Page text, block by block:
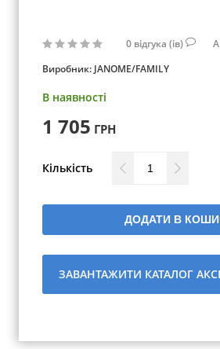
0 відгука (ів)
Виробник: JANOME/FAMILY
В наявності
1 705 ГРН
Кількість
ДОДАТИ В
ЗАВАНТАЖИТИ КАТАЛОГ